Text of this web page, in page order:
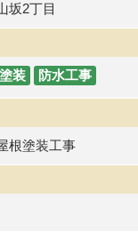
坂2丁目
装 防水工事
根塗装工事